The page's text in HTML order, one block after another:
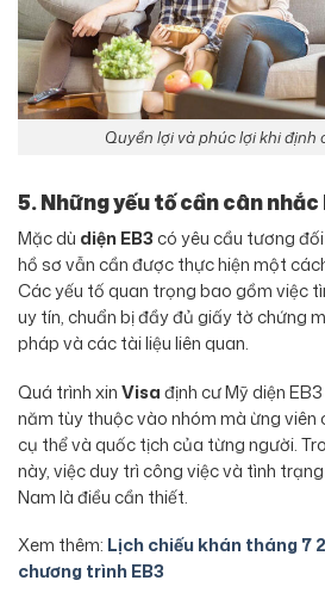
Quyền lợi và phúc lợi khi định
5. Những yếu tố cần cân
Mặc dù diện EB3 có yêu cầu tương
hồ sơ vẫn cần được thực hiện một
Các yếu tố quan trọng bao gồm việc
uy tín, chuẩn bị đầy đủ giấy tờ chứng
pháp và các tài liệu liên quan.
Quá trình xinVisađịnh cư Mỹ diện EB3
năm tùy thuộc vào nhóm mà ừng viên
cụ thể và quốc tịch của từng người.
này, việc duy trì công việc và tình
Nam là điều cần thiết.
Xem thêm: Lịch chiếu khán tháng 7
chương trình EB3